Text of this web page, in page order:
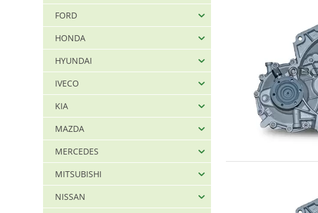
GDP
GEU
GGU
GGV
GKT
GKU
GQP
GQQ
GRZ
GSA
GSH
FORD
HONDA
HYUNDAI
IVECO
KIA
MAZDA
MERCEDES
MITSUBISHI
NISSAN